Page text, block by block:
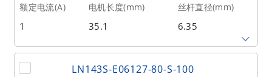
相数 转子惯量(g•cm²) 重量(kg)
2 20 0.21
额定电流(A) 电机长度(mm) 丝杆直径(mm)
1 35.1 6.35
丝杆导程(mm) 丝杆长度(mm) 额定推力(N
@300RPM)
LN143S-E06127-80-S-100